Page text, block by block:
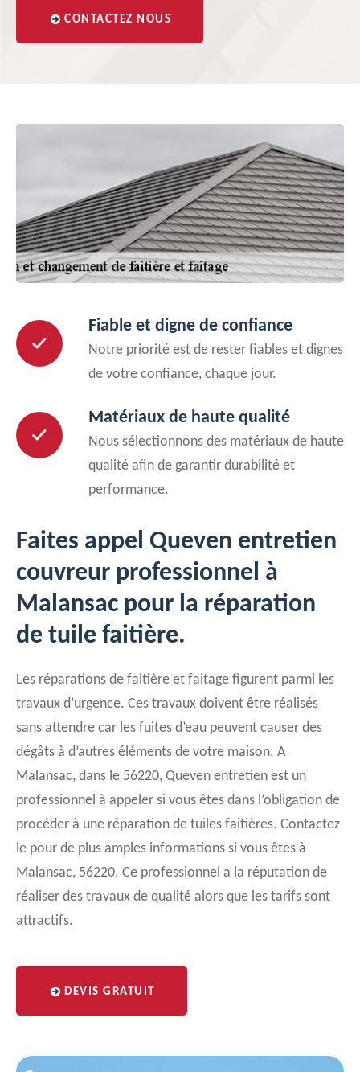
CONTACTEZ NOUS
Fiable et digne de confiance
Notre priorité est de rester fiables et dignes
de votre confiance, chaque jour.
Matériaux de haute qualité
Nous sélectionnons des matériaux de haute
qualité afin de garantir durabilité et
performance.
Faites appel Queven entretien
couvreur professionnel à
Malansac pour la réparation
de tuile faitière.
Les réparations de faitière et faitage figurent parmi les
travaux d’urgence. Ces travaux doivent être réalisés
sans attendre car les fuites d’eau peuvent causer des
dégâts à d’autres éléments de votre maison. A
Malansac, dans le 56220, Queven entretien est un
professionnel à appeler si vous êtes dans l’obligation de
procéder à une réparation de tuiles faitières. Contactez
le pour de plus amples informations si vous êtes à
Malansac, 56220. Ce professionnel a la réputation de
réaliser des travaux de qualité alors que les tarifs sont
attractifs.
DEVIS GRATUIT